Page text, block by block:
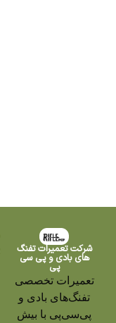
شرکت تعمیرات تفنگ
های بادی و پی سی
پی
تعمیرات تخصصی
تفنگ‌های بادی و
پی‌سی‌پی با بیش